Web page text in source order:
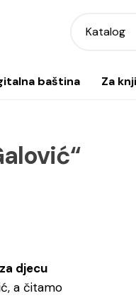
Katalog
baština Za
djecu
a čitamo